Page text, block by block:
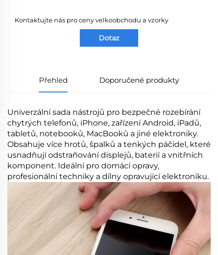
Kontaktujte nás pro ceny velkoobchodu a vzorky
Dotaz
Přehled Doporučené produkty
Univerzální sada nástrojů pro bezpečné rozebírání
chytrých telefonů, iPhone, zařízení Android, iPadů,
tabletů, notebooků, MacBooků a jiné elektroniky.
Obsahuje více hrotů, špalků a tenkých páčidel, které
usnadňují odstraňování displejů, baterií a vnitřních
komponent. Ideální pro domácí opravy,
profesionální techniky a dílny opravující elektroniku.